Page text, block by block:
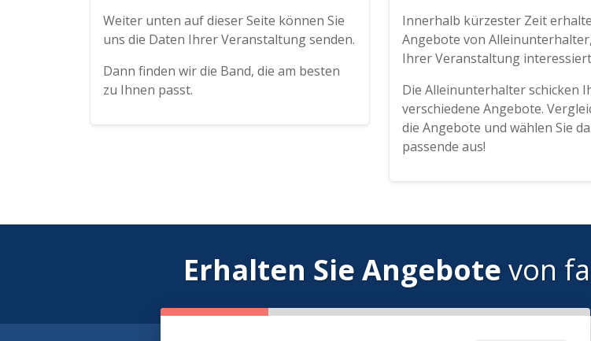
Weiter unten auf dieser Seite können Sie
uns die Daten Ihrer Veranstaltung senden.
Dann finden wir die Band, die am besten
zu Ihnen passt.
Innerhalb kürzester Zeit
Angebote von
Ihrer Veranstaltung
Die Alleinunterhalter schicken
verschiedene Angebote.
die Angebote und wählen Sie
passende aus!
Erhalten Sie Angebote von